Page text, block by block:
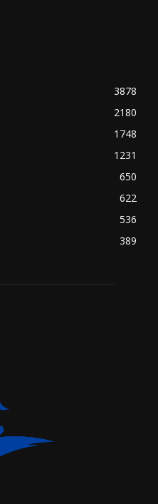
3878
2180
1748
1231
650
622
536
389